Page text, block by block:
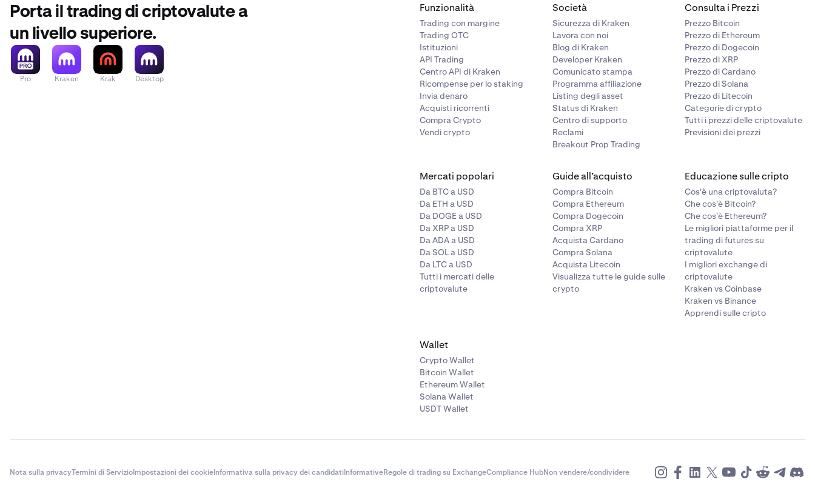
Porta il trading di criptovalute a
un livello superiore.
Pro Kraken Krak Desktop
Funzionalità
Trading con margine
Trading OTC
Istituzioni
API Trading
Centro API di Kraken
Ricompense per lo staking
Invia denaro
Acquisti ricorrenti
Compra Crypto
Vendi crypto
Società
Sicurezza di Kraken
Lavora con noi
Blog di Kraken
Developer Kraken
Comunicato stampa
Programma affiliazione
Listing degli asset
Status di Kraken
Centro di supporto
Reclami
Breakout Prop Trading
Consulta i Prezzi
Prezzo Bitcoin
Prezzo di Ethereum
Prezzo di Dogecoin
Prezzo di XRP
Prezzo di Cardano
Prezzo di Solana
Prezzo di Litecoin
Categorie di crypto
Tutti i prezzi delle criptovalute
Previsioni dei prezzi
Mercati popolari
Da BTC a USD
Da ETH a USD
Da DOGE a USD
Da XRP a USD
Da ADA a USD
Da SOL a USD
Da LTC a USD
Tutti i mercati delle
criptovalute
Guide all’acquisto
Compra Bitcoin
Compra Ethereum
Compra Dogecoin
Compra XRP
Acquista Cardano
Compra Solana
Acquista Litecoin
Visualizza tutte le guide sulle
crypto
Educazione sulle cripto
Cos'è una criptovaluta?
Che cos'è Bitcoin?
Che cos'è Ethereum?
Le migliori piattaforme per il
trading di futures su
criptovalute
I migliori exchange di
criptovalute
Kraken vs Coinbase
Kraken vs Binance
Apprendi sulle cripto
Wallet
Crypto Wallet
Bitcoin Wallet
Ethereum Wallet
Solana Wallet
USDT Wallet
Nota sulla privacyTermini di ServizioImpostazioni dei cookieInformativa sulla privacy dei candidatiInformativeRegole di trading su ExchangeCompliance HubNon vendere/condividere